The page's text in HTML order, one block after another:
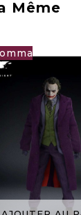
Même
€